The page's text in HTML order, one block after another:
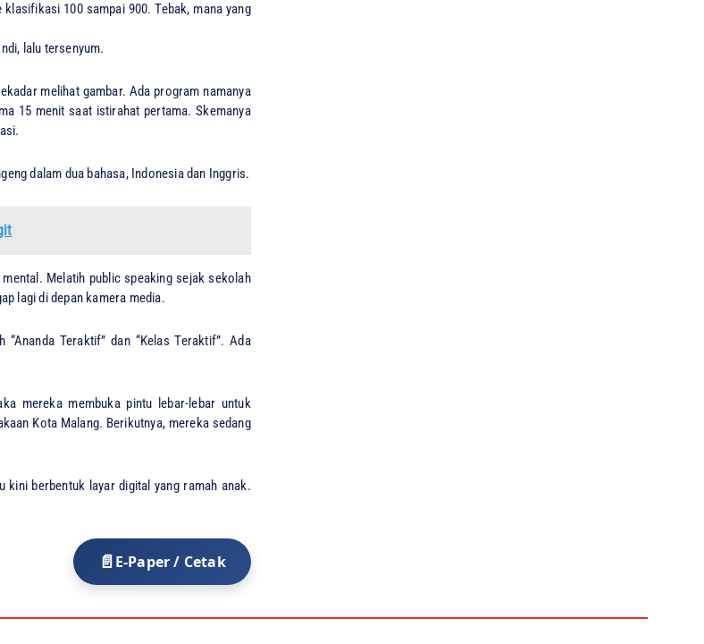
100 sampai 900. Tebak, mana yang
lalu tersenyum.
melihat gambar. Ada program namanya
15 menit saat istirahat pertama. Skemanya
dalam dua bahasa, Indonesia dan Inggris.
Melatih public speaking sejak sekolah
lagi di depan kamera media.
Teraktif” dan “Kelas Teraktif”. Ada
mereka membuka pintu lebar-lebar untuk
Kota Malang. Berikutnya, mereka sedang
kini berbentuk layar digital yang ramah anak.
E-Paper / Cetak